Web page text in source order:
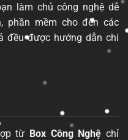
làm chủ công nghệ dễ
phần mềm cho đến các
đều được hướng dẫn chi
từ Box Công Nghệ chỉ